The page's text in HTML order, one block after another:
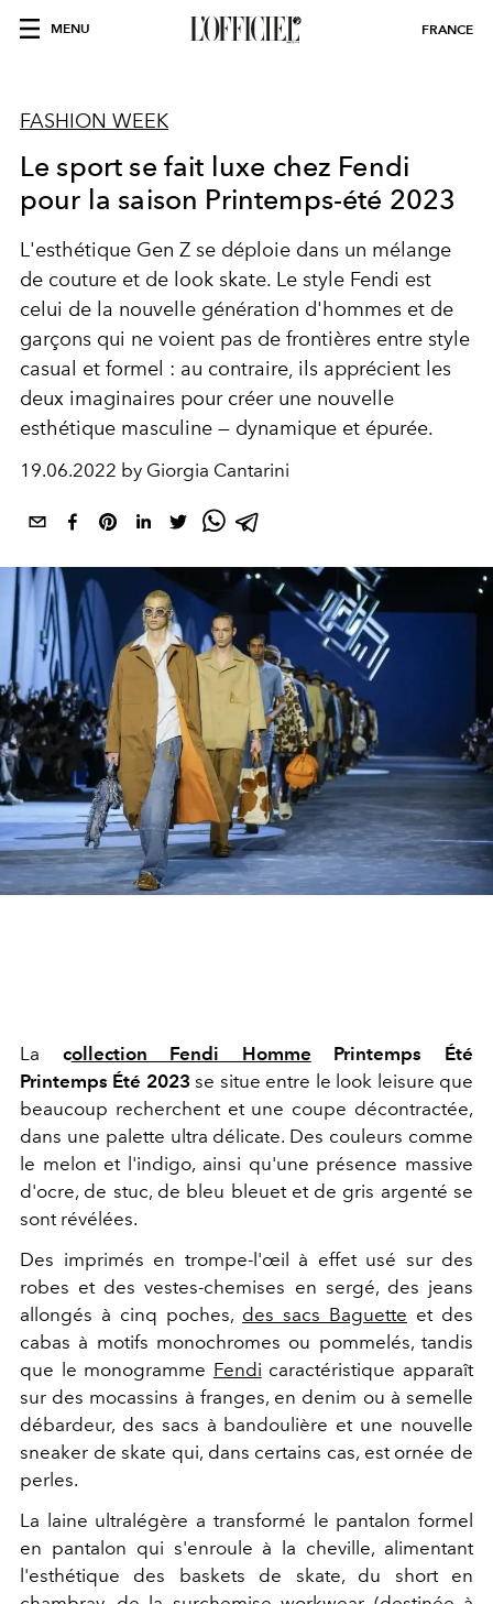
MENU FRANCE
FASHION WEEK
Le sport se fait luxe chez Fendi
pour la saison Printemps-été 2023
L'esthétique Gen Z se déploie dans un mélange
de couture et de look skate. Le style Fendi est
celui de la nouvelle génération d'hommes et de
garçons qui ne voient pas de frontières entre style
casual et formel : au contraire, ils apprécient les
deux imaginaires pour créer une nouvelle
esthétique masculine — dynamique et épurée.
19.06.2022 by Giorgia Cantarini
La collection Fendi Homme Printemps Été
Printemps Été 2023 se situe entre le look leisure que
beaucoup recherchent et une coupe décontractée,
dans une palette ultra délicate. Des couleurs comme
le melon et l'indigo, ainsi qu'une présence massive
d'ocre, de stuc, de bleu bleuet et de gris argenté se
sont révélées.
Des imprimés en trompe-l'œil à effet usé sur des
robes et des vestes-chemises en sergé, des jeans
allongés à cinq poches, des sacs Baguette et des
cabas à motifs monochromes ou pommelés, tandis
que le monogramme Fendi caractéristique apparaît
sur des mocassins à franges, en denim ou à semelle
débardeur, des sacs à bandoulière et une nouvelle
sneaker de skate qui, dans certains cas, est ornée de
perles.
La laine ultralégère a transformé le pantalon formel
en pantalon qui s'enroule à la cheville, alimentant
l'esthétique des baskets de skate, du short en